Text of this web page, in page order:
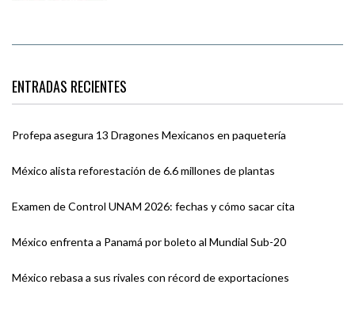
ENTRADAS RECIENTES
Profepa asegura 13 Dragones Mexicanos en paquetería
México alista reforestación de 6.6 millones de plantas
Examen de Control UNAM 2026: fechas y cómo sacar cita
México enfrenta a Panamá por boleto al Mundial Sub-20
México rebasa a sus rivales con récord de exportaciones